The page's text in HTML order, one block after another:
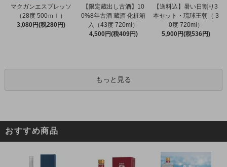
マクガンエスプレッソ
（28度 500ｍｌ）
3,080円(税280円)
【限定蔵出し古酒】10
0%8年古酒 蔵酒 化粧箱
入（43度 720ml）
4,500円(税409円)
【送料込】暑い日割り3
本セット・琉球王朝（ 3
0度 720ml）
5,900円(税536円)
もっと見る
おすすめ商品